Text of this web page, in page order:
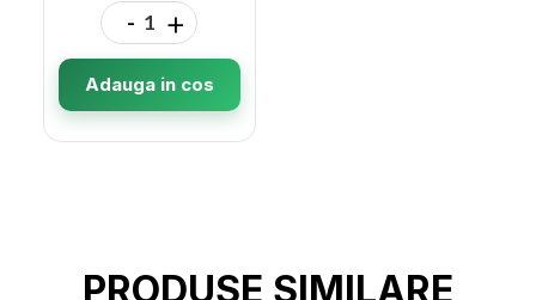
- +
Adauga in cos
PRODUSE SIMILARE